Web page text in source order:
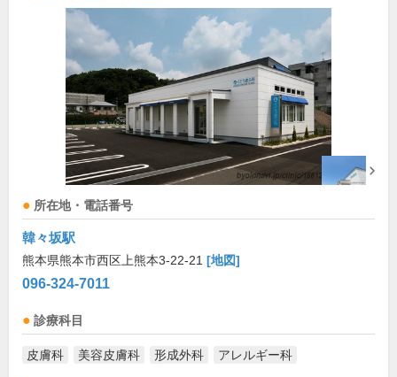
所在地・電話番号
韓々坂駅
熊本県熊本市西区上熊本3-22-21 [地図]
096-324-7011
診療科目
皮膚科 美容皮膚科 形成外科 アレルギー科